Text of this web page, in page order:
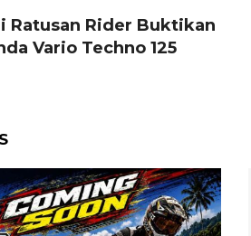
Ratusan Rider Buktikan
Vario Techno 125